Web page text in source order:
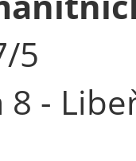
5
8 -